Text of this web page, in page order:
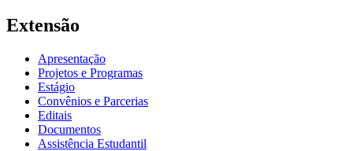
Extensão
Apresentação
Projetos e Programas
Estágio
Convênios e Parcerias
Editais
Documentos
Assistência Estudantil